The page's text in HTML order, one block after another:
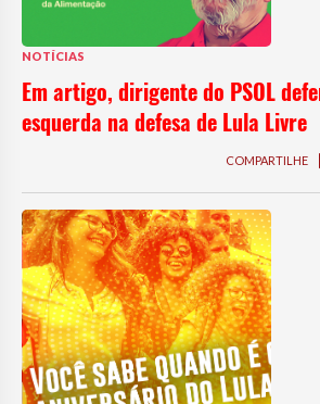
NOTÍCIAS
Em artigo, dirigente do PSOL
esquerda na defesa de Lula Livre
COMPARTILHE